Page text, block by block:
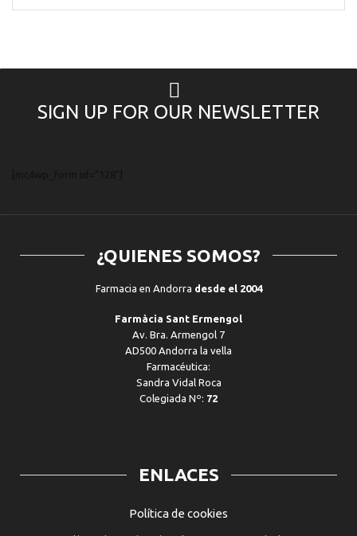
SIGN UP FOR OUR NEWSLETTER
¿QUIENES SOMOS?
Farmacia en Andorra desde el 2004
Farmàcia Sant Ermengol
Av. Bra. Armengol 7
AD500 Andorra la vella
Farmacéutica:
Sandra Vidal Roca
Colegiada Nº: 72
ENLACES
Política de cookies